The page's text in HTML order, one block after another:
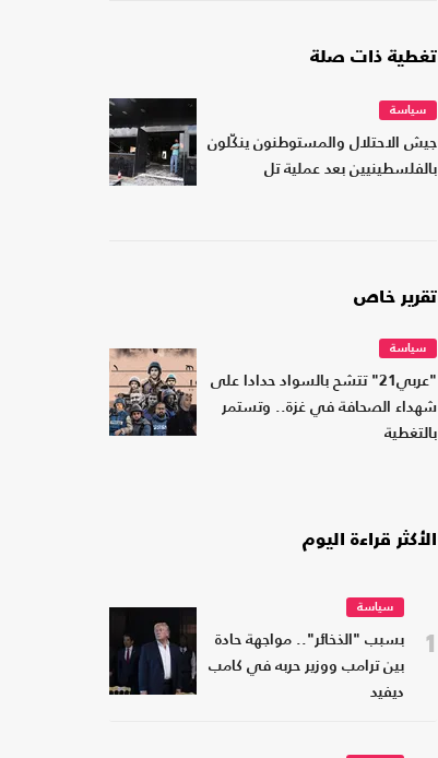
تغطية ذات صلة
سياسة
جيش الاحتلال والمستوطنون ينكّلون
بالفلسطينيين بعد عملية تل
تقرير خاص
سياسة
"عربي21" تتشح بالسواد حدادا على
شهداء الصحافة في غزة.. وتستمر
بالتغطية
الأكثر قراءة اليوم
1
سياسة
بسبب "الذخائر".. مواجهة حادة
بين ترامب ووزير حربه في كامب
ديفيد